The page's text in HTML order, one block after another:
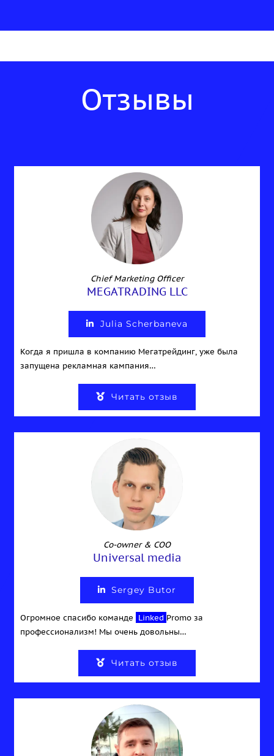
Отзывы
Chief Marketing Officer
MEGATRADING LLC
Julia Scherbaneva
Когда я пришла в компанию Мегатрейдинг, уже была
запущена рекламная кампания…
Читать отзыв
Co-owner & COO
Universal media
Sergey Butor
Огромное спасибо команде Linked Promo за
профессионализм! Мы очень довольны…
Читать отзыв